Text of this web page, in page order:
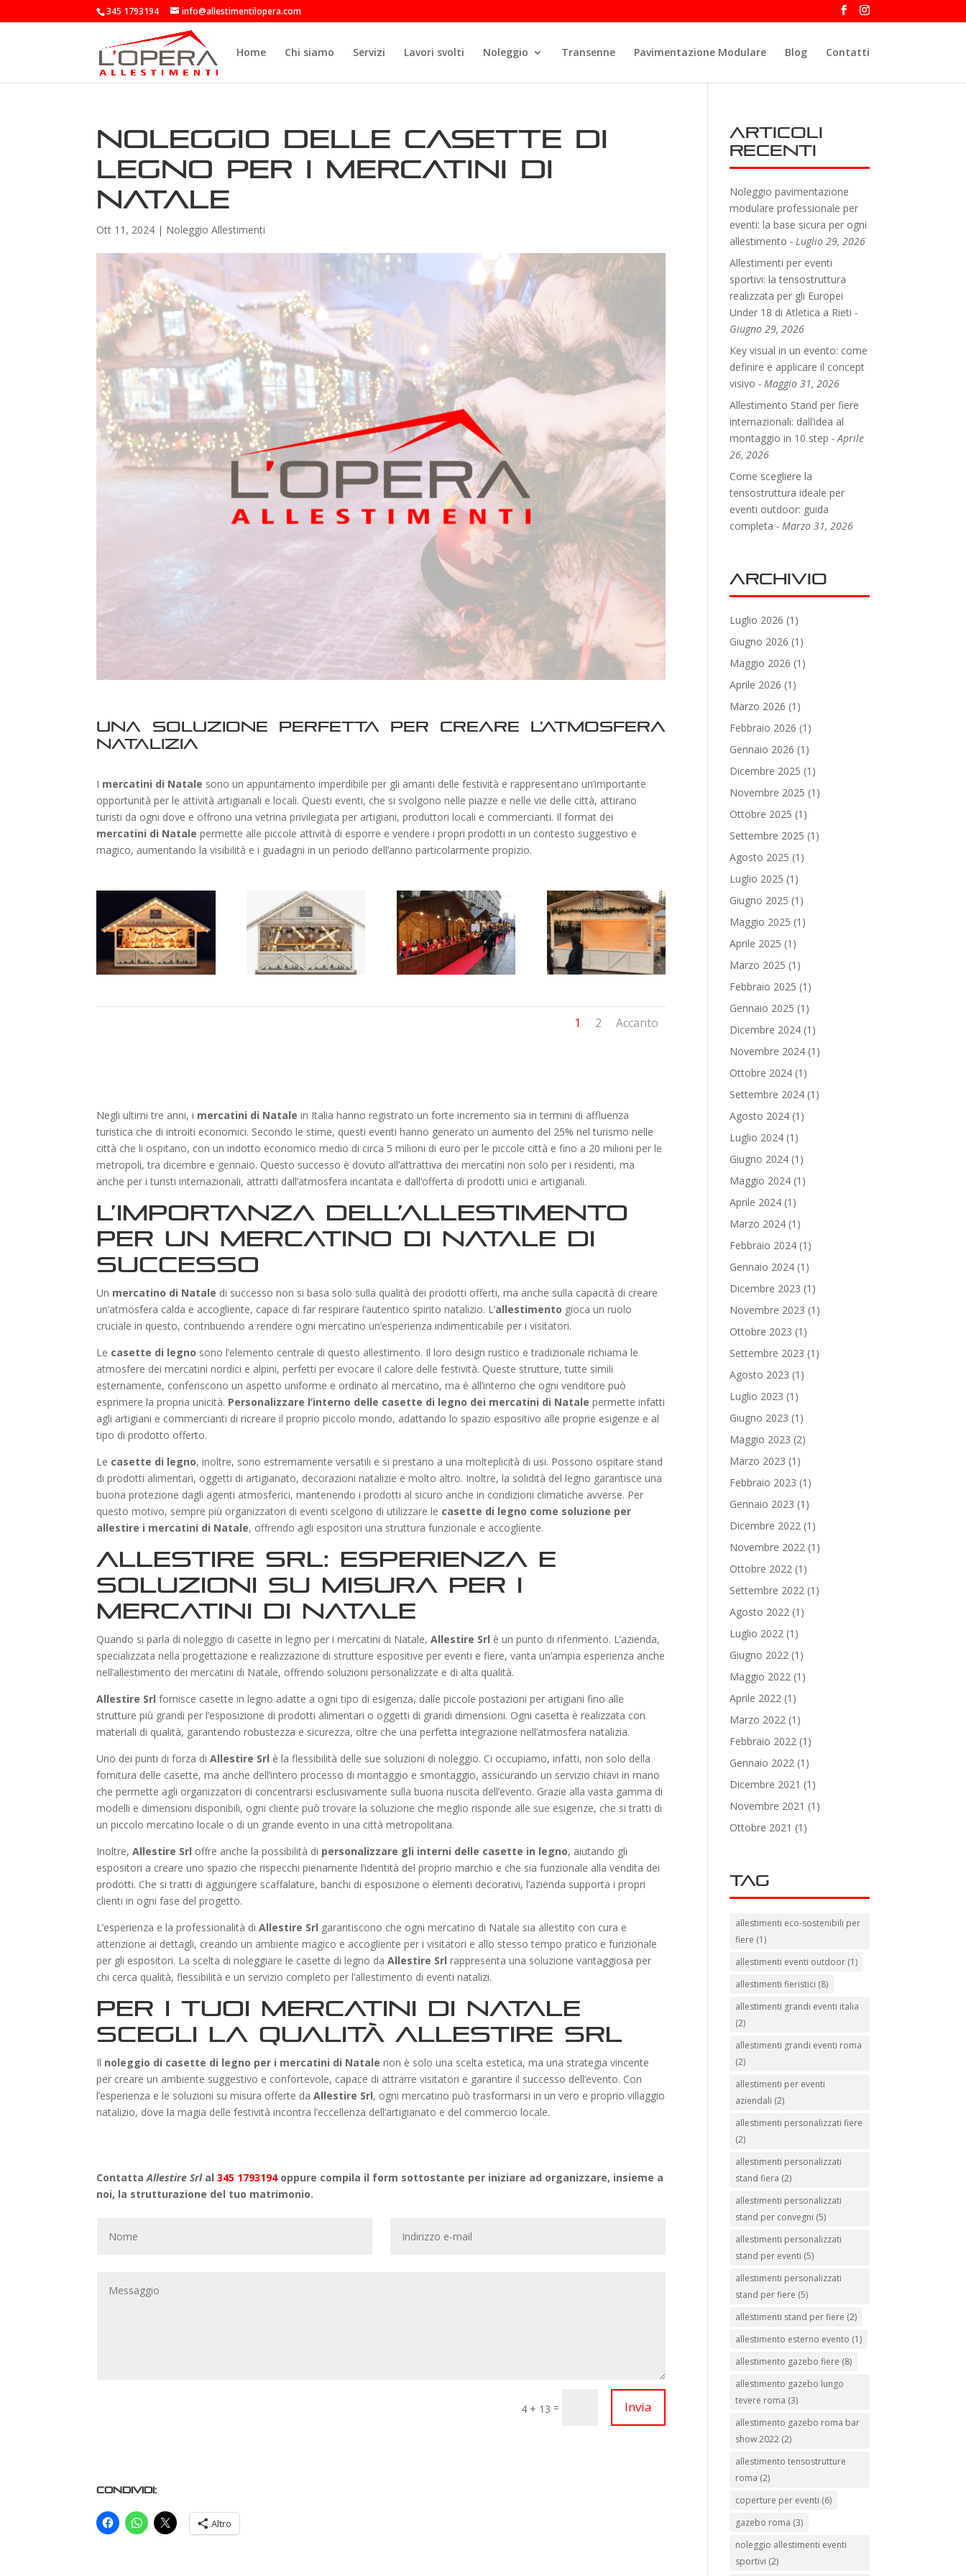
345 1793194 info@allestimentilopera.com
Home Chi siamo Servizi Lavori svolti Noleggio Transenne Pavimentazione Modulare Blog Contatti
Noleggio delle casette di
legno per i mercatini di
Natale
Ott 11, 2024 | Noleggio Allestimenti
Una soluzione perfetta per creare l’atmosfera
natalizia
I mercatini di Natale sono un appuntamento imperdibile per gli amanti delle festività e rappresentano un’importante
opportunità per le attività artigianali e locali. Questi eventi, che si svolgono nelle piazze e nelle vie delle città, attirano
turisti da ogni dove e offrono una vetrina privilegiata per artigiani, produttori locali e commercianti. Il format dei
mercatini di Natale permette alle piccole attività di esporre e vendere i propri prodotti in un contesto suggestivo e
magico, aumentando la visibilità e i guadagni in un periodo dell’anno particolarmente propizio.
1 2 Accanto
Negli ultimi tre anni, i mercatini di Natale in Italia hanno registrato un forte incremento sia in termini di affluenza
turistica che di introiti economici. Secondo le stime, questi eventi hanno generato un aumento del 25% nel turismo nelle
città che li ospitano, con un indotto economico medio di circa 5 milioni di euro per le piccole città e fino a 20 milioni per le
metropoli, tra dicembre e gennaio. Questo successo è dovuto all’attrattiva dei mercatini non solo per i residenti, ma
anche per i turisti internazionali, attratti dall’atmosfera incantata e dall’offerta di prodotti unici e artigianali.
L’importanza dell’allestimento
per un mercatino di Natale di
successo
Un mercatino di Natale di successo non si basa solo sulla qualità dei prodotti offerti, ma anche sulla capacità di creare
un’atmosfera calda e accogliente, capace di far respirare l’autentico spirito natalizio. L’allestimento gioca un ruolo
cruciale in questo, contribuendo a rendere ogni mercatino un’esperienza indimenticabile per i visitatori.
Le casette di legno sono l’elemento centrale di questo allestimento. Il loro design rustico e tradizionale richiama le
atmosfere dei mercatini nordici e alpini, perfetti per evocare il calore delle festività. Queste strutture, tutte simili
esternamente, conferiscono un aspetto uniforme e ordinato al mercatino, ma è all’interno che ogni venditore può
esprimere la propria unicità. Personalizzare l’interno delle casette di legno dei mercatini di Natale permette infatti
agli artigiani e commercianti di ricreare il proprio piccolo mondo, adattando lo spazio espositivo alle proprie esigenze e al
tipo di prodotto offerto.
Le casette di legno, inoltre, sono estremamente versatili e si prestano a una molteplicità di usi. Possono ospitare stand
di prodotti alimentari, oggetti di artigianato, decorazioni natalizie e molto altro. Inoltre, la solidità del legno garantisce una
buona protezione dagli agenti atmosferici, mantenendo i prodotti al sicuro anche in condizioni climatiche avverse. Per
questo motivo, sempre più organizzatori di eventi scelgono di utilizzare le casette di legno come soluzione per
allestire i mercatini di Natale, offrendo agli espositori una struttura funzionale e accogliente.
Allestire Srl: esperienza e
soluzioni su misura per i
mercatini di Natale
Quando si parla di noleggio di casette in legno per i mercatini di Natale,Allestire Srl è un punto di riferimento. L’azienda,
specializzata nella progettazione e realizzazione di strutture espositive per eventi e fiere, vanta un’ampia esperienza anche
nell’allestimento dei mercatini di Natale, offrendo soluzioni personalizzate e di alta qualità.
Allestire Srl fornisce casette in legno adatte a ogni tipo di esigenza, dalle piccole postazioni per artigiani fino alle
strutture più grandi per l’esposizione di prodotti alimentari o oggetti di grandi dimensioni. Ogni casetta è realizzata con
materiali di qualità, garantendo robustezza e sicurezza, oltre che una perfetta integrazione nell’atmosfera natalizia.
Uno dei punti di forza diAllestire Srl è la flessibilità delle sue soluzioni di noleggio. Ci occupiamo, infatti, non solo della
fornitura delle casette, ma anche dell’intero processo di montaggio e smontaggio, assicurando un servizio chiavi in mano
che permette agli organizzatori di concentrarsi esclusivamente sulla buona riuscita dell’evento. Grazie alla vasta gamma di
modelli e dimensioni disponibili, ogni cliente può trovare la soluzione che meglio risponde alle sue esigenze, che si tratti di
un piccolo mercatino locale o di un grande evento in una città metropolitana.
Inoltre,Allestire Srl offre anche la possibilità di personalizzare gli interni delle casette in legno, aiutando gli
espositori a creare uno spazio che rispecchi pienamente l’identità del proprio marchio e che sia funzionale alla vendita dei
prodotti. Che si tratti di aggiungere scaffalature, banchi di esposizione o elementi decorativi, l’azienda supporta i propri
clienti in ogni fase del progetto.
L’esperienza e la professionalità diAllestire Srl garantiscono che ogni mercatino di Natale sia allestito con cura e
attenzione ai dettagli, creando un ambiente magico e accogliente per i visitatori e allo stesso tempo pratico e funzionale
per gli espositori. La scelta di noleggiare le casette di legno daAllestire Srl rappresenta una soluzione vantaggiosa per
chi cerca qualità, flessibilità e un servizio completo per l’allestimento di eventi natalizi.
Per i tuoi Mercatini di Natale
scegli la qualità Allestire Srl
Il noleggio di casette di legno per i mercatini di Natale non è solo una scelta estetica, ma una strategia vincente
per creare un ambiente suggestivo e confortevole, capace di attrarre visitatori e garantire il successo dell’evento. Con
l’esperienza e le soluzioni su misura offerte daAllestire Srl, ogni mercatino può trasformarsi in un vero e proprio villaggio
natalizio, dove la magia delle festività incontra l’eccellenza dell’artigianato e del commercio locale.
ContattaAllestire Srlal345 1793194oppure compila il form sottostante per iniziare ad organizzare, insieme a
noi, la strutturazione del tuo matrimonio.
4 + 13 = Invia
Condividi:
Altro
Articoli
recenti
Noleggio pavimentazione
modulare professionale per
eventi: la base sicura per ogni
allestimento
Luglio 29, 2026
Allestimenti per eventi
sportivi: la tensostruttura
realizzata per gli Europei
Under 18 di Atletica a Rieti
Giugno 29, 2026
Key visual in un evento: come
definire e applicare il concept
visivo
Maggio 31, 2026
Allestimento Stand per fiere
internazionali: dall’idea al
montaggio in 10 step
Aprile
26, 2026
Come scegliere la
tensostruttura ideale per
eventi outdoor: guida
completa
Marzo 31, 2026
Archivio
Luglio 2026 (1)
Giugno 2026 (1)
Maggio 2026 (1)
Aprile 2026 (1)
Marzo 2026 (1)
Febbraio 2026 (1)
Gennaio 2026 (1)
Dicembre 2025 (1)
Novembre 2025 (1)
Ottobre 2025 (1)
Settembre 2025 (1)
Agosto 2025 (1)
Luglio 2025 (1)
Giugno 2025 (1)
Maggio 2025 (1)
Aprile 2025 (1)
Marzo 2025 (1)
Febbraio 2025 (1)
Gennaio 2025 (1)
Dicembre 2024 (1)
Novembre 2024 (1)
Ottobre 2024 (1)
Settembre 2024 (1)
Agosto 2024 (1)
Luglio 2024 (1)
Giugno 2024 (1)
Maggio 2024 (1)
Aprile 2024 (1)
Marzo 2024 (1)
Febbraio 2024 (1)
Gennaio 2024 (1)
Dicembre 2023 (1)
Novembre 2023 (1)
Ottobre 2023 (1)
Settembre 2023 (1)
Agosto 2023 (1)
Luglio 2023 (1)
Giugno 2023 (1)
Maggio 2023 (2)
Marzo 2023 (1)
Febbraio 2023 (1)
Gennaio 2023 (1)
Dicembre 2022 (1)
Novembre 2022 (1)
Ottobre 2022 (1)
Settembre 2022 (1)
Agosto 2022 (1)
Luglio 2022 (1)
Giugno 2022 (1)
Maggio 2022 (1)
Aprile 2022 (1)
Marzo 2022 (1)
Febbraio 2022 (1)
Gennaio 2022 (1)
Dicembre 2021 (1)
Novembre 2021 (1)
Ottobre 2021 (1)
Tag
allestimenti eco-sostenibili per
fiere (1)
allestimenti eventi outdoor (1)
allestimenti fieristici (8)
allestimenti grandi eventi italia
(2)
allestimenti grandi eventi roma
(2)
allestimenti per eventi
aziendali (2)
allestimenti personalizzati fiere
(2)
allestimenti personalizzati
stand fiera (2)
allestimenti personalizzati
stand per convegni (5)
allestimenti personalizzati
stand per eventi (5)
allestimenti personalizzati
stand per fiere (5)
allestimenti stand per fiere (2)
allestimento esterno evento (1)
allestimento gazebo fiere (8)
allestimento gazebo lungo
tevere roma (3)
allestimento gazebo roma bar
show 2022 (2)
allestimento tensostrutture
roma (2)
coperture per eventi (6)
gazebo roma (3)
noleggio allestimenti eventi
sportivi (2)